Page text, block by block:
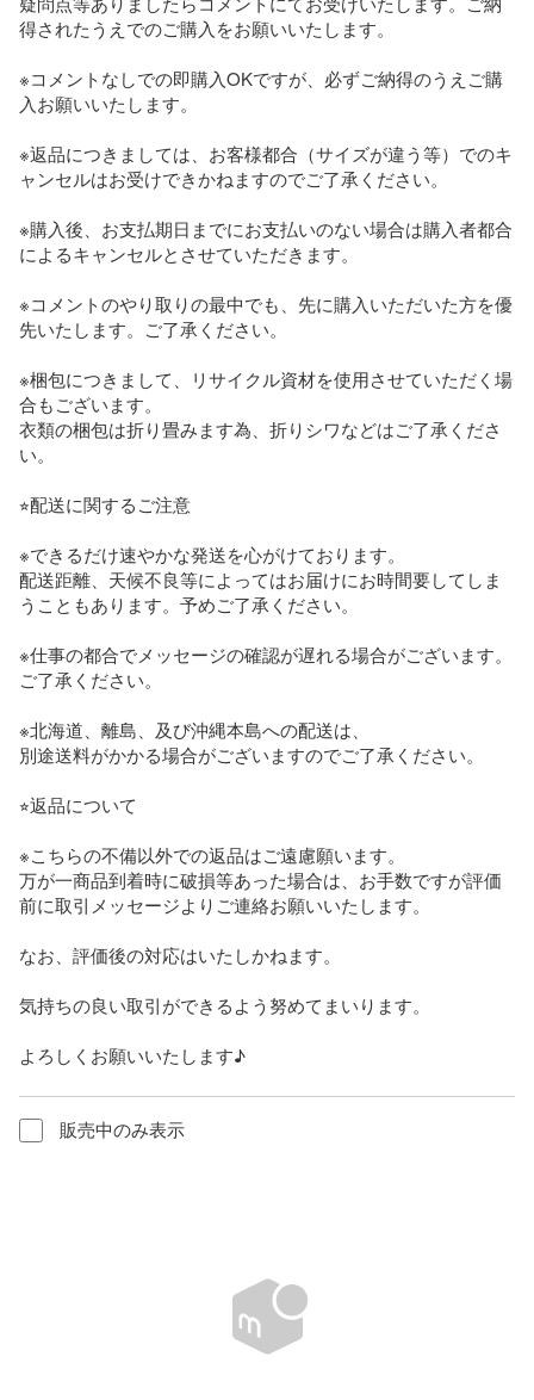
得されたうえでのご購入をお願いいたします。
※コメントなしでの即購入OKですが、必ずご納得のうえご購
入お願いいたします。
※返品につきましては、お客様都合（サイズが違う等）でのキ
ャンセルはお受けできかねますのでご了承ください。
※購入後、お支払期日までにお支払いのない場合は購入者都合
によるキャンセルとさせていただきます。
※コメントのやり取りの最中でも、先に購入いただいた方を優
先いたします。ご了承ください。
※梱包につきまして、リサイクル資材を使用させていただく場
合もございます。
衣類の梱包は折り畳みます為、折りシワなどはご了承くださ
い。
⭐︎配送に関するご注意
※できるだけ速やかな発送を心がけております。
配送距離、天候不良等によってはお届けにお時間要してしま
うこともあります。予めご了承ください。
※仕事の都合でメッセージの確認が遅れる場合がございます。
ご了承ください。
※北海道、離島、及び沖縄本島への配送は、
別途送料がかかる場合がございますのでご了承ください。
⭐︎返品について
※こちらの不備以外での返品はご遠慮願います。
万が一商品到着時に破損等あった場合は、お手数ですが評価
前に取引メッセージよりご連絡お願いいたします。
なお、評価後の対応はいたしかねます。
気持ちの良い取引ができるよう努めてまいります。
よろしくお願いいたします♪
販売中のみ表示